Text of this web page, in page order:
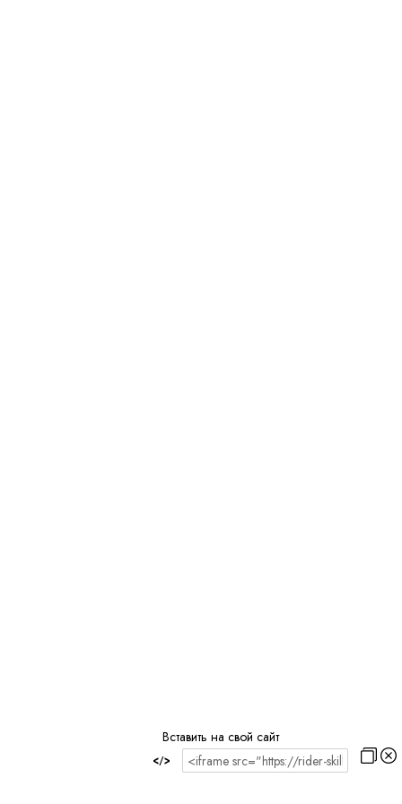
Вставить на свой сайт